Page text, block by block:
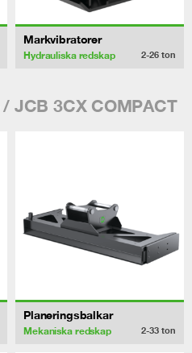
Markvibratorer
Hydrauliska redskap 2-26 ton
JCB 3CX COMPACT
Planeringsbalkar
Mekaniska redskap 2-33 ton